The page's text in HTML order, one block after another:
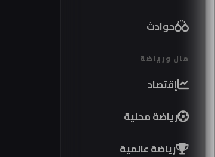
حوادث
مال ورياضة
إقتصاد
رياضة محلية
رياضة عالمية